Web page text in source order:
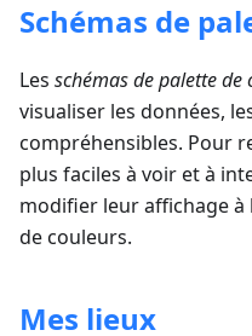
Schémas de
Les schémas de palette de
visualiser les données,
compréhensibles. Pour
plus faciles à voir et à
modifier leur affichage
de couleurs.
Mes lieux